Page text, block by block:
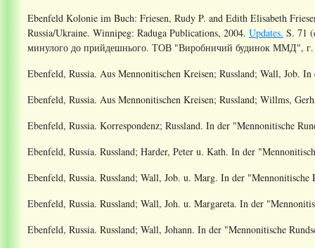
Ebenfeld Kolonie im Buch: Friesen, Rudy P. and Edith Elisabeth
Russia/Ukraine. Winnipeg: Raduga Publications, 2004. Updates. S. 71
минулого до прийдешнього. ТОВ "Виробничий будинок ММД",
Ebenfeld, Russia. Aus Mennonitischen Kreisen; Russland; Wall, Job. In
Ebenfeld, Russia. Aus Mennonitischen Kreisen; Russland; Willms,
Ebenfeld, Russia. Korrespondenz; Russland. In der "Mennonitische
Ebenfeld, Russia. Russland; Harder, Peter u. Kath. In der
Ebenfeld, Russia. Russland; Wall, Job. u. Marg. In der "Mennonitische
Ebenfeld, Russia. Russland; Wall, Joh. u. Margareta. In der
Ebenfeld, Russia. Russland; Wall, Johann. In der "Mennonitische